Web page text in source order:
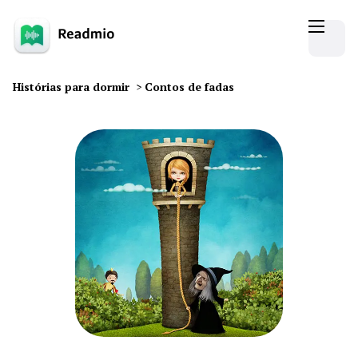
Histórias para dormir > Contos de fadas